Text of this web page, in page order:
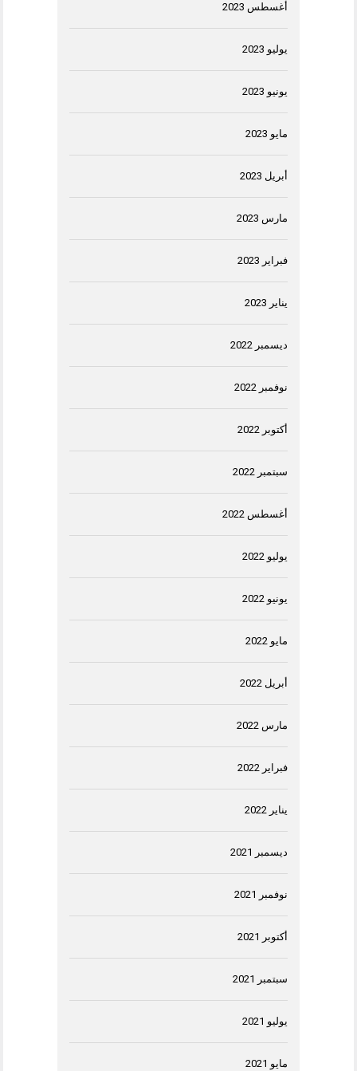
أغسطس 2023
يوليو 2023
يونيو 2023
مايو 2023
أبريل 2023
مارس 2023
فبراير 2023
يناير 2023
ديسمبر 2022
نوفمبر 2022
أكتوبر 2022
سبتمبر 2022
أغسطس 2022
يوليو 2022
يونيو 2022
مايو 2022
أبريل 2022
مارس 2022
فبراير 2022
يناير 2022
ديسمبر 2021
نوفمبر 2021
أكتوبر 2021
سبتمبر 2021
يوليو 2021
مايو 2021